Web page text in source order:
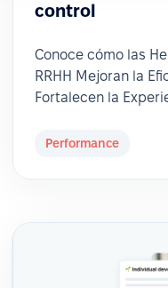
control
Conoce cómo las
RRHH Mejoran la
Fortalecen la
Performance